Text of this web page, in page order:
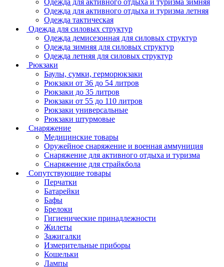
Одежда для активного отдыха и туризма зимняя
Одежда для активного отдыха и туризма летняя
Одежда тактическая
Одежда для силовых структур
Одежда демисезонная для силовых структур
Одежда зимняя для силовых структур
Одежда летняя для силовых структур
Рюкзаки
Баулы, сумки, герморюкзаки
Рюкзаки от 36 до 54 литров
Рюкзаки до 35 литров
Рюкзаки от 55 до 110 литров
Рюкзаки универсальные
Рюкзаки штурмовые
Снаряжение
Медицинские товары
Оружейное снаряжение и военная аммуниция
Снаряжение для активного отдыха и туризма
Снаряжение для страйкбола
Сопутствующие товары
Перчатки
Батарейки
Бафы
Брелоки
Гигиенические принадлежности
Жилеты
Зажигалки
Измерительные приборы
Кошельки
Лампы